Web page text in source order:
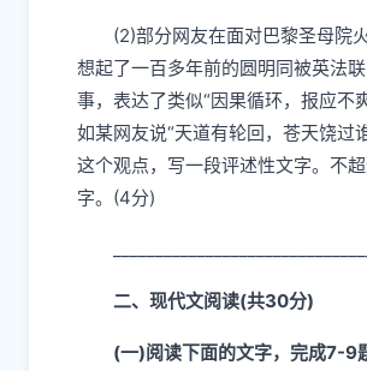
(2)部分网友在面对巴黎圣母院
想起了一百多年前的圆明同被英法
事，表达了类似“因果循环，报应不
如某网友说“天道有轮回，苍天饶过
这个观点，写一段评述性文字。不
字。 (4分)
二、现代文阅读(共30分)
(一)阅读下面的文字，完成7-9